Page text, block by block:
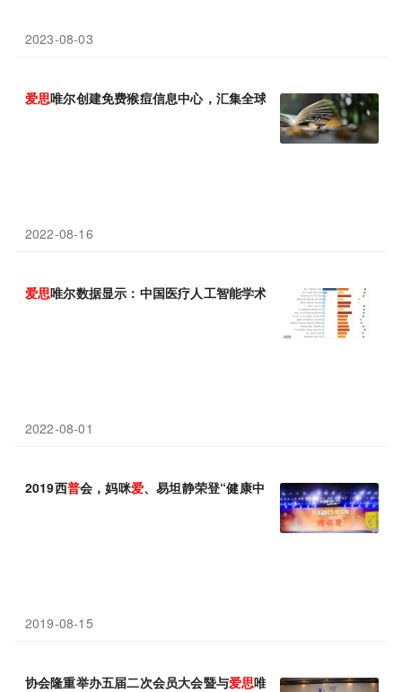
2023-08-03
爱思唯尔创建免费猴痘信息中心，汇集全球资源支持疫情防治工作
2022-08-16
爱思唯尔数据显示：中国医疗人工智能学术产出量全球领先
2022-08-01
2019西普会，妈咪爱、易坦静荣登“健康中国品牌榜”
2019-08-15
协会隆重举办五届二次会员大会暨与爱思唯尔战略合作 签约发布活